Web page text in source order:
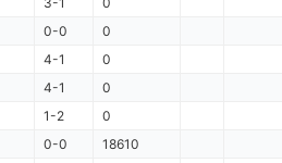
0-0
0
4-1
0
4-1
0
1-2
0
0-0
18610